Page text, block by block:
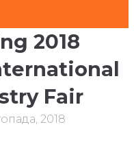
2018
Fair
2018